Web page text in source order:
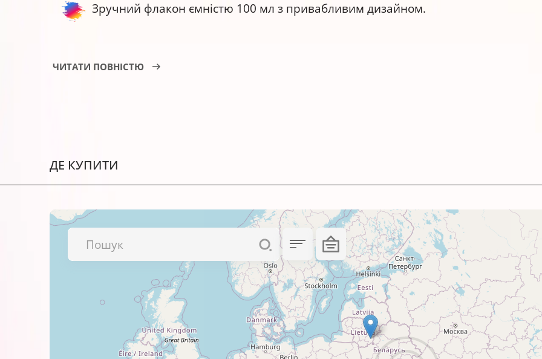
Зручний флакон ємністю 100 мл з привабливим дизайном.
Сумісні з ОЕМ-чорнилами та аналогами.
Термін придатності – 2 роки.
Як підготувати флакон OneKey (1K) до використання
Спершу проріжте пломбу на флаконі.
Пломбу на кришці видаліть повністю.
ЧИТАТИ ПОВНІСТЮ
ДЕ КУПИТИ